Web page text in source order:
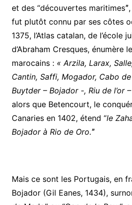
et des “découvertes
fut plutôt connu par ses côtes
1375, l’Atlas catalan, de l’école
d’Abraham Cresques, énumère
marocains : « Arzila, Larax,
Cantin, Saffi, Mogador, Cabo
Buytder – Bojador -, Riu de l’or
alors que Betencourt, le
Canaries en 1402, étend “le
Bojador à Rio de Oro.ˮ
Mais ce sont les Portugais, en
Bojador (Gil Eanes, 1434),